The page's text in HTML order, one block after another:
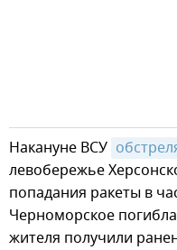
Накануне ВСУ
левобережье
попадания ракеты в
Черноморское
жителя получили